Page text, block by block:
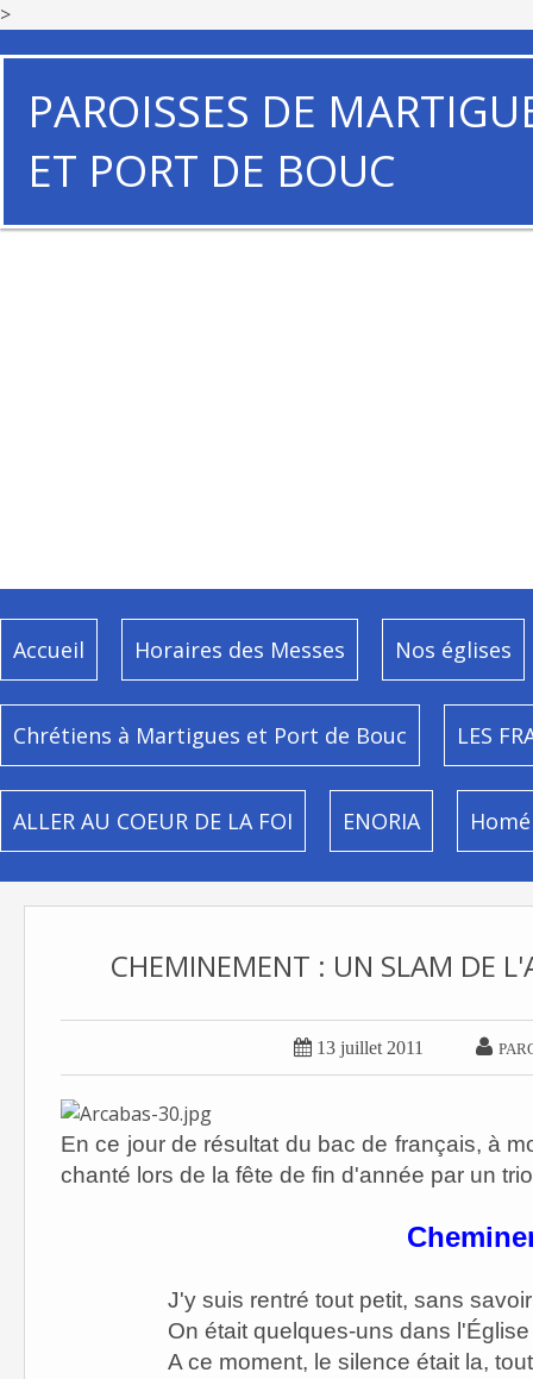
>
PAROISSES DE
ET PORT DE BOUC
Accueil Horaires des Messes Nos églises
Chrétiens à Martigues et Port de Bouc LES
ALLER AU COEUR DE LA FOI ENORIA
CHEMINEMENT : UN SLAM DE
 13 juillet 2011 
En ce jour de résultat du bac de français, à
chanté lors de la fête de fin d'année par un
J'y suis rentré tout petit, sans
On était quelques-uns dans l'Église
A ce moment, le silence était la,